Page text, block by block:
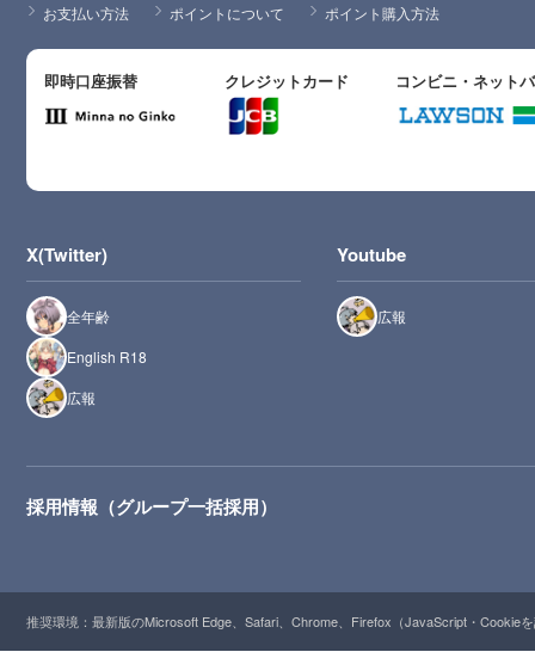
お支払い方法 ポイントについて ポイント購入方法
即時口座振替 クレジットカード コンビニ・ネット
X(Twitter)
全年齢
English R18
広報
Youtube
広報
採用情報（グループ一括採用）
推奨環境：最新版のMicrosoft Edge、Safari、Chrome、Firefox（JavaScript・Cookie